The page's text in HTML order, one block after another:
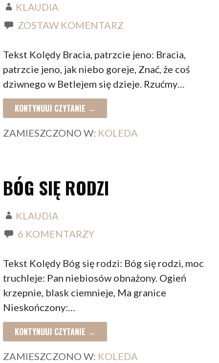
KLAUDIA
ZOSTAW KOMENTARZ
Tekst Kolędy Bracia, patrzcie jeno: Bracia,
patrzcie jeno, jak niebo goreje, Znać, że coś
dziwnego w Betlejem się dzieje. Rzućmy…
KONTYNUUJ CZYTANIE →
ZAMIESZCZONO W: KOLEDA
BÓG SIĘ RODZI
KLAUDIA
6 KOMENTARZY
Tekst Kolędy Bóg się rodzi: Bóg się rodzi, moc
truchleje: Pan niebiosów obnażony. Ogień
krzepnie, blask ciemnieje, Ma granice
Nieskończony:…
KONTYNUUJ CZYTANIE →
ZAMIESZCZONO W: KOLEDA